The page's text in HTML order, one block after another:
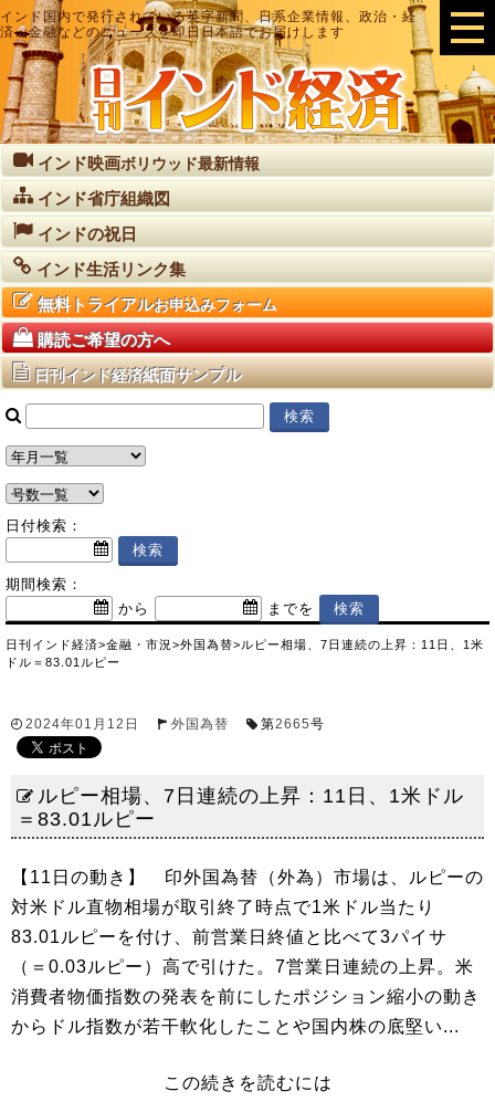
インド国内で発行されている英字新聞、日系企業情報、政治・経
済・金融などのニュースを即日日本語でお届けします
インド映画ボリウッド最新情報
インド省庁組織図
インドの祝日
インド生活リンク集
無料トライアルお申込みフォーム
購読ご希望の方へ
日刊インド経済紙面サンプル
日付検索：
期間検索：
から
までを
日刊インド経済>金融・市況 >外国為替>ルピー相場、7日連続の上昇：11日、1米
ドル＝83.01ルピー
2024年01月12日 外国為替 第2665号
ルピー相場、7日連続の上昇：11日、1米ドル
＝83.01ルピー
【11日の動き】 印外国為替（外為）市場は、ルピーの
対米ドル直物相場が取引終了時点で1米ドル当たり
83.01ルピーを付け、前営業日終値と比べて3パイサ
（＝0.03ルピー）高で引けた。7営業日連続の上昇。米
消費者物価指数の発表を前にしたポジション縮小の動き
からドル指数が若干軟化したことや国内株の底堅い...
この続きを読むには